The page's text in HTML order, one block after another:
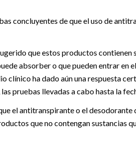
concluyentes de que el uso de
que estos productos
absorber o que pueden entrar en
clínico ha dado aún una respuesta
pruebas llevadas a cabo hasta la
el antitranspirante o el desodorante
que no contengan sustancias